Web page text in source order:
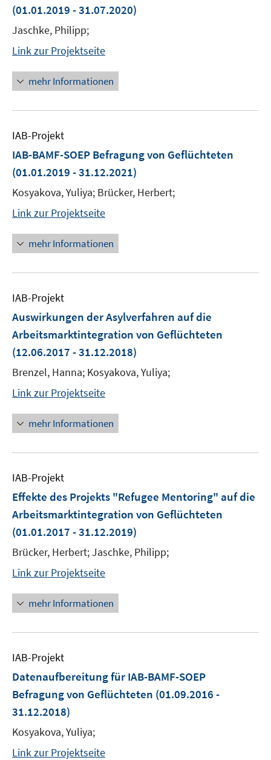
(01.01.2019 - 31.07.2020)
Jaschke, Philipp;
Link zur Projektseite
mehr Informationen
IAB-Projekt
IAB-BAMF-SOEP Befragung von Geflüchteten
(01.01.2019 - 31.12.2021)
Kosyakova, Yuliya; Brücker, Herbert;
Link zur Projektseite
mehr Informationen
IAB-Projekt
Auswirkungen der Asylverfahren auf die
Arbeitsmarktintegration von Geflüchteten
(12.06.2017 - 31.12.2018)
Brenzel, Hanna; Kosyakova, Yuliya;
Link zur Projektseite
mehr Informationen
IAB-Projekt
Effekte des Projekts "Refugee Mentoring" auf die
Arbeitsmarktintegration von Geflüchteten
(01.01.2017 - 31.12.2019)
Brücker, Herbert; Jaschke, Philipp;
Link zur Projektseite
mehr Informationen
IAB-Projekt
Datenaufbereitung für IAB-BAMF-SOEP
Befragung von Geflüchteten (01.09.2016 -
31.12.2018)
Kosyakova, Yuliya;
Link zur Projektseite